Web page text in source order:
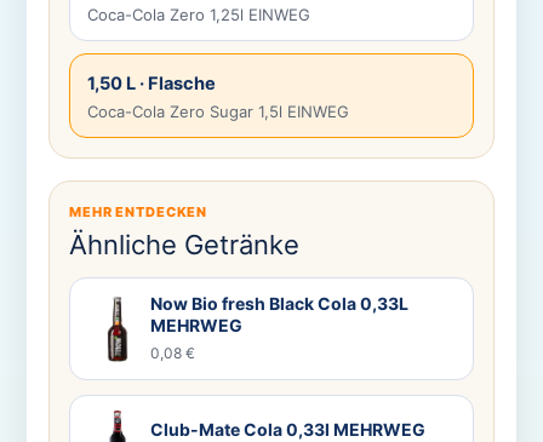
Coca-Cola Zero 1,25l EINWEG
1,50 L · Flasche
Coca-Cola Zero Sugar 1,5l EINWEG
MEHR ENTDECKEN
Ähnliche Getränke
Now Bio fresh Black Cola 0,33L
MEHRWEG
0,08 €
Club-Mate Cola 0,33l MEHRWEG